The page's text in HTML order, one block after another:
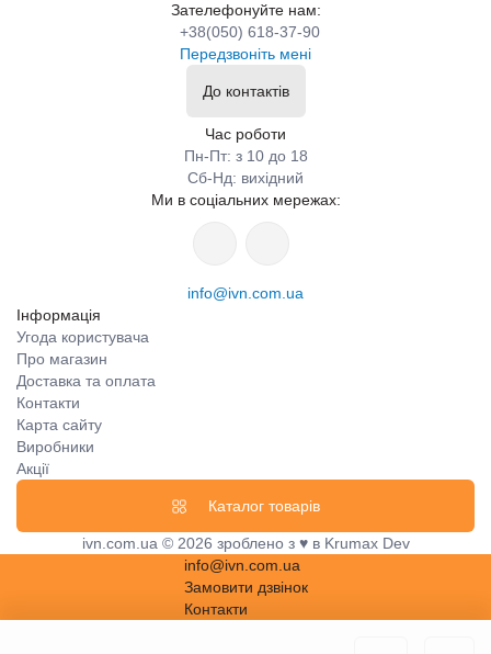
Зателефонуйте нам:
+38(050) 618-37-90
Передзвоніть мені
До контактів
Час роботи
Пн-Пт: з 10 до 18
Сб-Нд: вихідний
Ми в соціальних мережах:
info@ivn.com.ua
Інформація
Угода користувача
Про магазин
Доставка та оплата
Контакти
Карта сайту
Виробники
Акції
Каталог товарів
ivn.com.ua © 2026 зроблено з ♥ в Krumax Dev
info@ivn.com.ua
Замовити дзвінок
Контакти